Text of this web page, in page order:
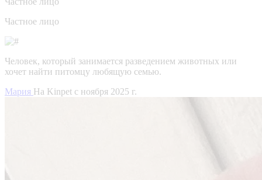
Частное лицо
Человек, который занимается разведением животных или
хочет найти питомцу любящую семью.
Мария На Kinpet c ноября 2025 г.